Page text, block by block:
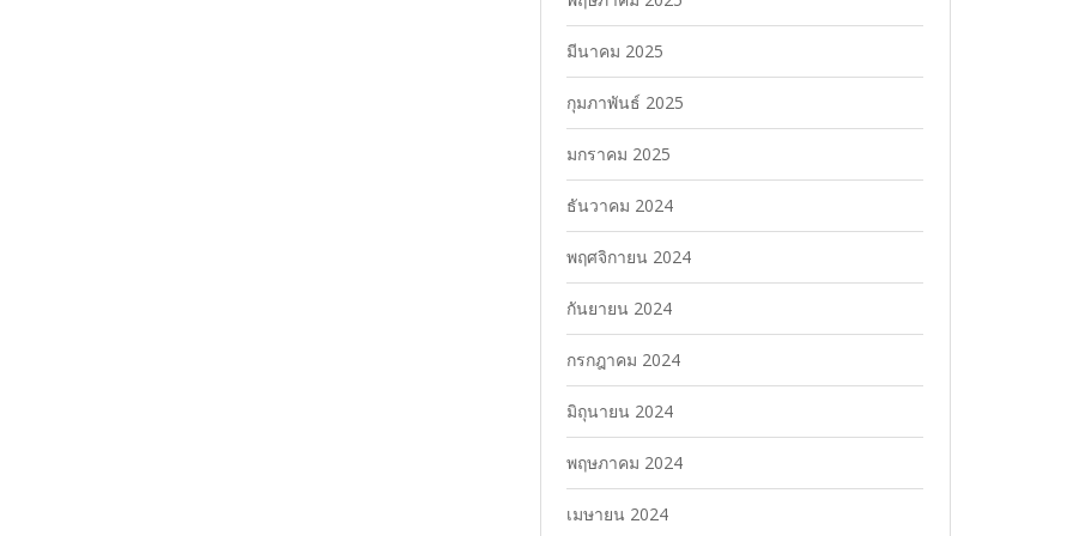
มีนาคม 2025
กุมภาพันธ์ 2025
มกราคม 2025
ธันวาคม 2024
พฤศจิกายน 2024
กันยายน 2024
กรกฎาคม 2024
มิถุนายน 2024
พฤษภาคม 2024
เมษายน 2024